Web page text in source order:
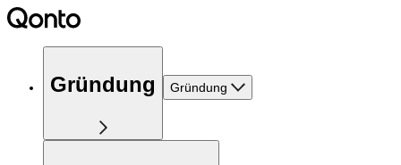
Gründung Gründung